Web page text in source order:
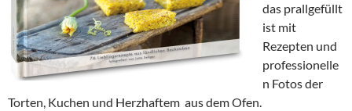
das prallgefüllt
ist mit
Rezepten und
professionelle
n Fotos der
Torten, Kuchen und Herzhaftem aus dem Ofen.